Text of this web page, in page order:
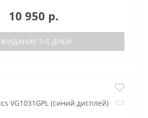
10 950 р.
3-5 ДНЕЙ